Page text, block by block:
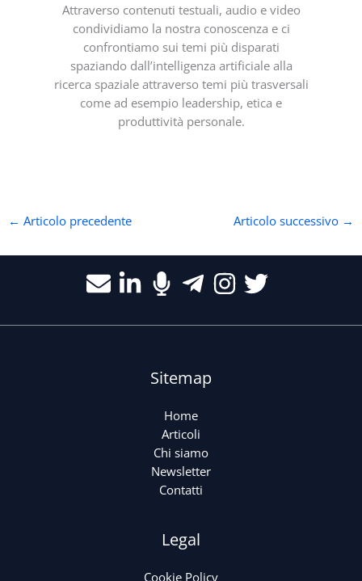
Attraverso contenuti testuali, audio e video
condividiamo la nostra conoscenza e ci
confrontiamo sui temi più disparati
spaziando dall’intelligenza artificiale alla
ricerca spaziale attraverso temi più trasversali
come ad esempio leadership, etica e
produttività personale.
← Articolo precedente Articolo successivo →
Sitemap
Home
Articoli
Chi siamo
Newsletter
Contatti
Legal
Cookie Policy